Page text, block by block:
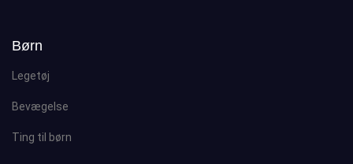
Børn
Legetøj
Bevægelse
Ting til børn